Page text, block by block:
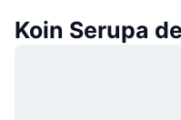
Koin Serupa